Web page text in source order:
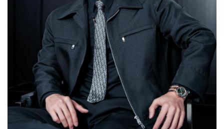
Quan sát
Cuộc sống đó đây
Hồ sơ
Ảnh
E-Magazine
Infographic